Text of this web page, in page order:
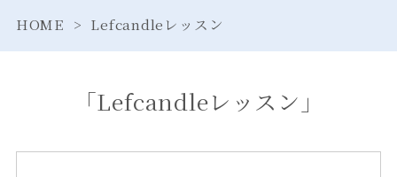
HOME Lefcandleレッスン
「Lefcandleレッスン」